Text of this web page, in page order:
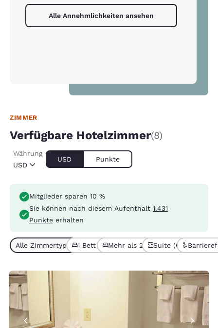
Alle Annehmlichkeiten ansehen
ZIMMER
Verfügbare Hotelzimmer(8)
USD
Währung
USD Punkte
Mitglieder sparen 10 %
Sie können nach diesem Aufenthalt 1.431
Punkte erhalten
Alle Zimmertypen (8)1 Bett (6)Mehr als 2 Betten (2)
Suite (6)